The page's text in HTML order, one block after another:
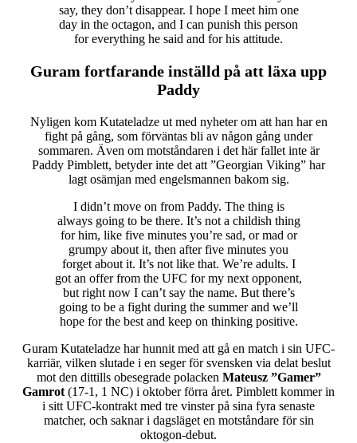
say, they don’t disappear. I hope I meet him one
day in the octagon, and I can punish this person
for everything he said and for his attitude.
Guram fortfarande inställd på att läxa upp
Paddy
Nyligen kom Kutateladze ut med nyheter om att han har en
fight på gång, som förväntas bli av någon gång under
sommaren. Även om motståndaren i det här fallet inte är
Paddy Pimblett, betyder inte det att ”Georgian Viking” har
lagt osämjan med engelsmannen bakom sig.
I didn’t move on from Paddy. The thing is
always going to be there. It’s not a childish thing
for him, like five minutes you’re sad, or mad or
grumpy about it, then after five minutes you
forget about it. It’s not like that. We’re adults. I
got an offer from the UFC for my next opponent,
but right now I can’t say the name. But there’s
going to be a fight during the summer and we’ll
hope for the best and keep on thinking positive.
Guram Kutateladze har hunnit med att gå en match i sin UFC-
karriär, vilken slutade i en seger för svensken via delat beslut
mot den dittills obesegrade polacken Mateusz ”Gamer”
Gamrot (17-1, 1 NC) i oktober förra året. Pimblett kommer in
i sitt UFC-kontrakt med tre vinster på sina fyra senaste
matcher, och saknar i dagsläget en motståndare för sin
oktogon-debut.